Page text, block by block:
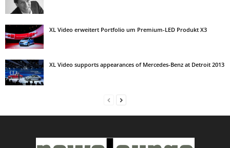
XL Video erweitert Portfolio um Premium-LED Produkt X3
XL Video supports appearances of Mercedes-Benz at Detroit 2013